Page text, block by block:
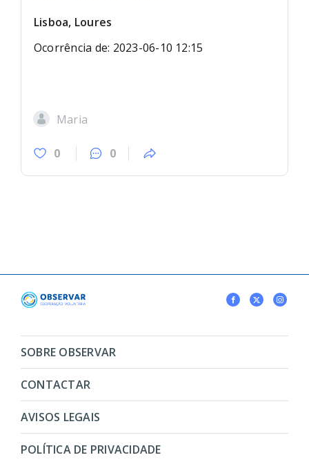
Lisboa, Loures
Ocorrência de: 2023-06-10 12:15
Maria
0 0
SOBRE OBSERVAR
CONTACTAR
AVISOS LEGAIS
POLÍTICA DE PRIVACIDADE